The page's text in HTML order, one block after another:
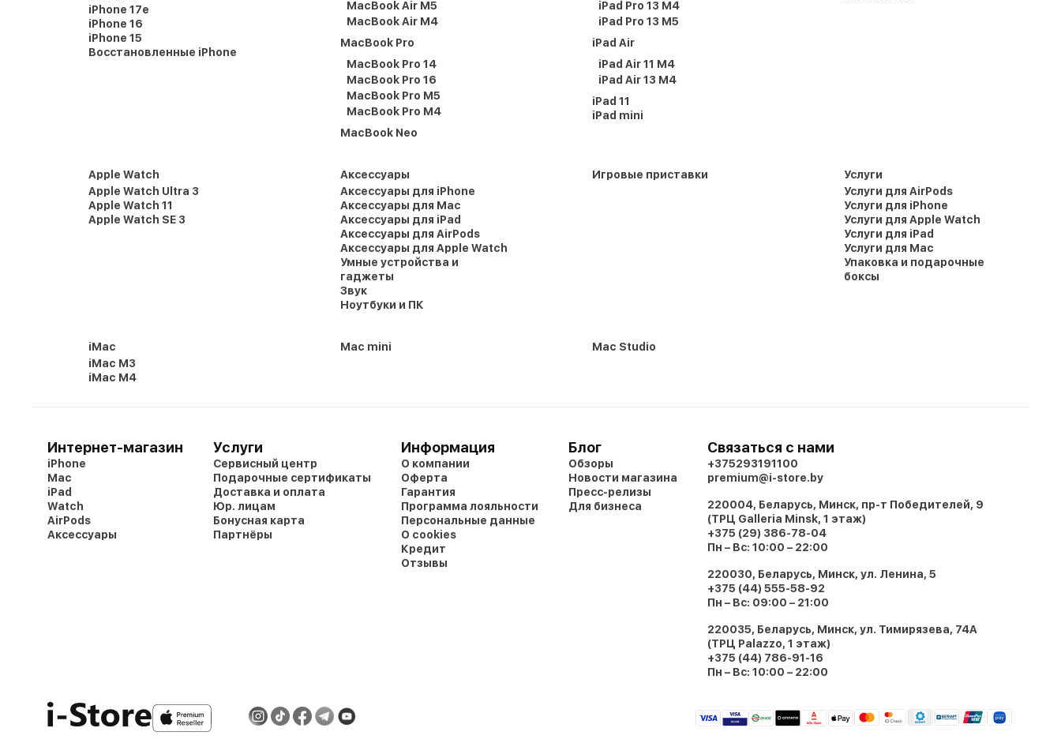
iPhone 17e
iPhone 16
iPhone 15
Восстановленные iPhone
MacBook Air M5
MacBook Air M4
MacBook Pro
MacBook Pro 14
MacBook Pro 16
MacBook Pro M5
MacBook Pro M4
MacBook Neo
iPad Pro 13 M4
iPad Pro 13 M5
iPad Air
iPad Air 11 M4
iPad Air 13 M4
iPad 11
iPad mini
Apple Watch
Apple Watch Ultra 3
Apple Watch 11
Apple Watch SE 3
Аксессуары
Аксессуары для iPhone
Аксессуары для Mac
Аксессуары для iPad
Аксессуары для AirPods
Аксессуары для Apple Watch
Умные устройства и
гаджеты
Звук
Ноутбуки и ПК
Игровые приставки
Услуги
Услуги для AirPods
Услуги для iPhone
Услуги для Apple Watch
Услуги для iPad
Услуги для Mac
Упаковка и подарочные
боксы
iMac
iMac M3
iMac M4
Mac mini Mac Studio
Интернет-магазин
iPhone
Mac
iPad
Watch
AirPods
Аксессуары
Услуги
Сервисный центр
Подарочные сертификаты
Доставка и оплата
Юр. лицам
Бонусная карта
Партнёры
Информация
О компании
Оферта
Гарантия
Программа лояльности
Персональные данные
О cookies
Кредит
Отзывы
Блог
Обзоры
Новости магазина
Пресс-релизы
Для бизнеса
Связаться с нами
+375293191100
premium@i-store.by
220004, Беларусь, Минск, пр-т Победителей, 9
(ТРЦ Galleria Minsk, 1 этаж)
+375 (29) 386-78-04
Пн – Вс: 10:00 – 22:00
220030, Беларусь, Минск, ул. Ленина, 5
+375 (44) 555-58-92
Пн – Вс: 09:00 – 21:00
220035, Беларусь, Минск, ул. Тимирязева, 74A
(ТРЦ Palazzo, 1 этаж)
+375 (44) 786-91-16
Пн – Вс: 10:00 – 22:00